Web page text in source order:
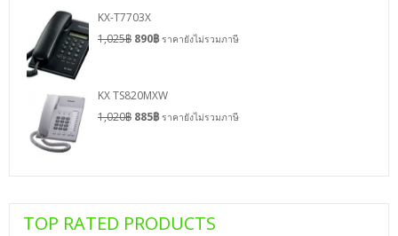
KX-T7703X
1,025฿ 890฿ ราคายังไม่รวมภาษี
KX TS820MXW
1,020฿ 885฿ ราคายังไม่รวมภาษี
TOP RATED PRODUCTS